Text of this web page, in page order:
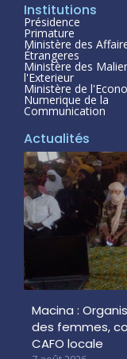
Institutions
Présidence
Primature
Ministère des
Étrangeres
Ministère des
l'Exterieur
Ministère de
Numerique de la
Communication
Actualités
Macina :
des femmes,
CAFO locale